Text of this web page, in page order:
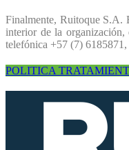
Finalmente, Ruitoque S.A.
interior de la organización,
telefónica +57 (7)
POLITICA